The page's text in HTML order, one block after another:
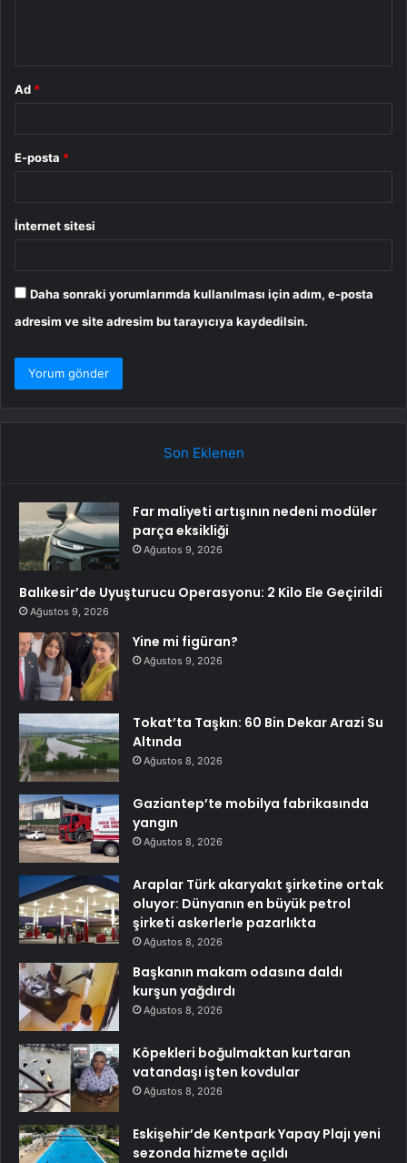
Ad *
E-posta *
İnternet sitesi
Daha sonraki yorumlarımda kullanılması için adım, e-posta
adresim ve site adresim bu tarayıcıya kaydedilsin.
Son Eklenen
Far maliyeti artışının nedeni modüler
parça eksikliği
Ağustos 9, 2026
Balıkesir’de Uyuşturucu Operasyonu: 2 Kilo Ele Geçirildi
Ağustos 9, 2026
Yine mi figüran?
Ağustos 9, 2026
Tokat’ta Taşkın: 60 Bin Dekar Arazi Su
Altında
Ağustos 8, 2026
Gaziantep’te mobilya fabrikasında
yangın
Ağustos 8, 2026
Araplar Türk akaryakıt şirketine ortak
oluyor: Dünyanın en büyük petrol
şirketi askerlerle pazarlıkta
Ağustos 8, 2026
Başkanın makam odasına daldı
kurşun yağdırdı
Ağustos 8, 2026
Köpekleri boğulmaktan kurtaran
vatandaşı işten kovdular
Ağustos 8, 2026
Eskişehir’de Kentpark Yapay Plajı yeni
sezonda hizmete açıldı